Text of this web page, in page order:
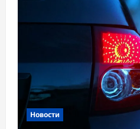
и
Новости